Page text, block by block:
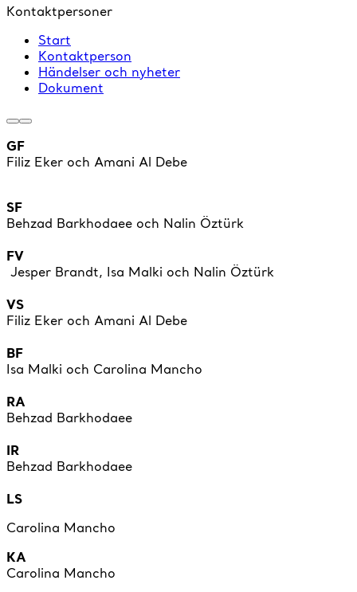
Kontaktpersoner
Start
Kontaktperson
Händelser och nyheter
Dokument
GF
Filiz Eker och Amani Al Debe
SF
Behzad Barkhodaee och Nalin Öztürk
FV
Jesper Brandt, Isa Malki och Nalin Öztürk
VS
Filiz Eker och Amani Al Debe
BF
Isa Malki och Carolina Mancho
RA
Behzad Barkhodaee
IR
Behzad Barkhodaee
LS
Carolina Mancho
KA
Carolina Mancho